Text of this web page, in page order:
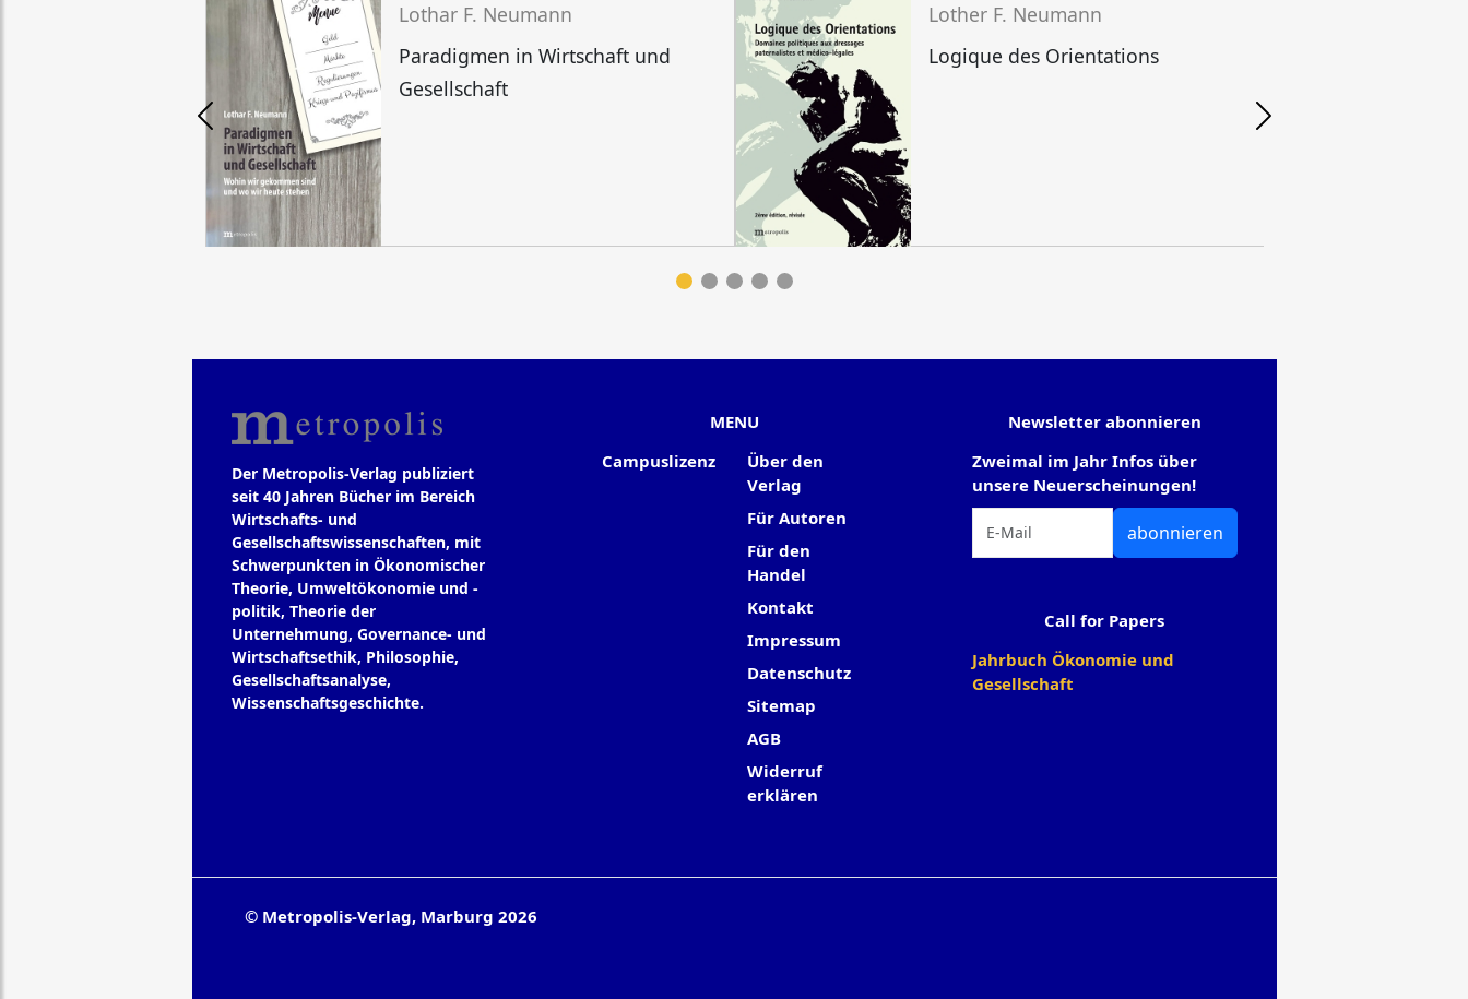
Lothar F. Neumann
Paradigmen in Wirtschaft und
Gesellschaft
Lother F. Neumann
Logique des Orientations
Der Metropolis-Verlag publiziert
seit 40 Jahren Bücher im Bereich
Wirtschafts- und
Gesellschaftswissenschaften, mit
Schwerpunkten in Ökonomischer
Theorie, Umweltökonomie und -
politik, Theorie der
Unternehmung, Governance- und
Wirtschaftsethik, Philosophie,
Gesellschaftsanalyse,
Wissenschaftsgeschichte.
MENU
Campuslizenz
Über den
Verlag
Für Autoren
Für den
Handel
Kontakt
Impressum
Datenschutz
Sitemap
AGB
Widerruf
erklären
Newsletter abonnieren
Zweimal im Jahr Infos über
unsere Neuerscheinungen!
abonnieren
Call for Papers
Jahrbuch Ökonomie und
Gesellschaft
© Metropolis-Verlag, Marburg 2026